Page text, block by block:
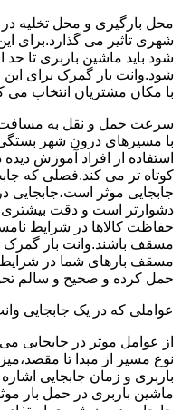
محل بارگیری و محل تخلیه
شهری تاثیر می گذارد.برای
شود باید ماشین باربری تا
شود.وانت بار گمرک برای
با مکان مشتریان انتخاب می
سرعت حمل و نقل به مسافت
با مسیرهای درون شهر بستگی
استفاده از افراد آموزش دیده
کوتاه تر می کند.فصلی که
جابجایی موثر است،جابجایی
دشوارتر است و دقت
حفاظت کالاها در شرایط
مسقف باشند.وانت بار گمرک
مسقف بارهای شما در
حمل کرده و صحیح و سالم
عواملی که در یک جابجایی
از عوامل موثر در جابجایی
نوع مسیر از مبدا تا
باربری و زمان جابجایی
ماشین باربری در حمل بار